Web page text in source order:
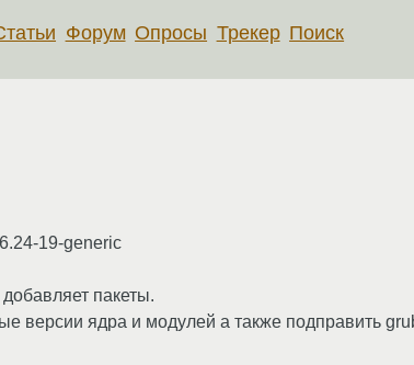
Форум Опросы Трекер Поиск
19-generic
пакеты.
версии ядра и модулей а также подправить